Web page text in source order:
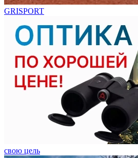
GRISPORT
свою цель